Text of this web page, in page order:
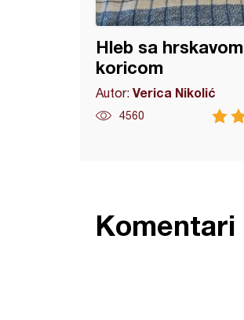
Hleb sa hrskavom
koricom
Autor: Verica Nikolić
4560
Komentari